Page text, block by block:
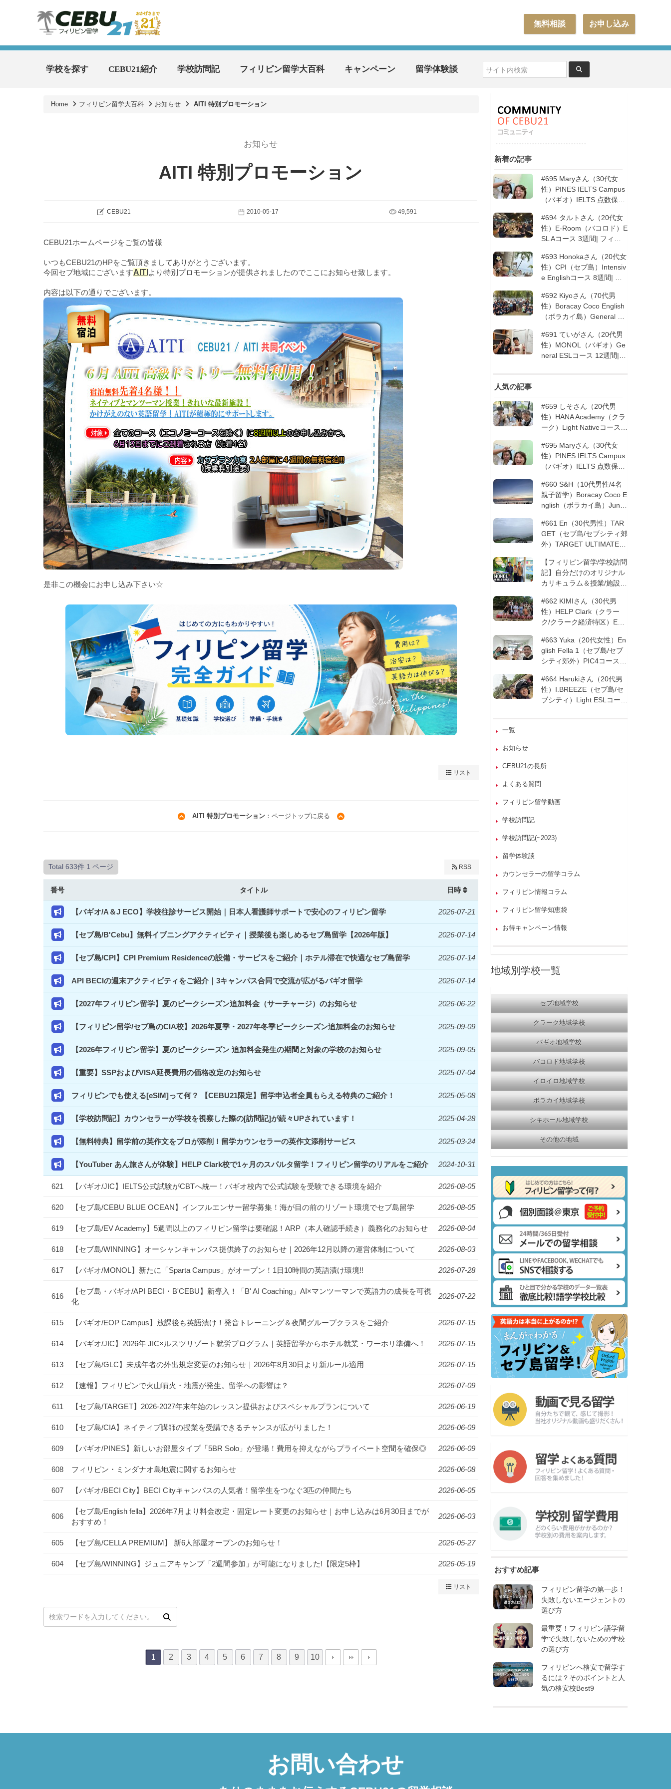
お申し込み
無料相談
学校を探す CEBU21紹介 学校訪問記 フィリピン留学大百科 キャンペーン 留学体験談
Home フィリピン留学大百科 お知らせ AITI 特別プロモーション
お知らせ
AITI 特別プロモーション
CEBU21 2010-05-17 49,591
CEBU21ホームページをご覧の皆様
いつもCEBU21のHPをご覧頂きましてありがとうございます。
今回セブ地域にございますAITI より特別プロモーションが提供されましたのでここにお知らせ致します。
内容は以下の通りでございます。
是非この機会にお申し込み下さい☆
リスト
AITI 特別プロモーション：ページトップに戻る
Total 633件 1 ページ RSS
番号 タイトル 日時
【バギオ/A＆J ECO】学校往診サービス開始｜日本人看護師サポートで安心のフィリピン留学 2026-07-21
【セブ島/B'Cebu】無料イブニングアクティビティ｜授業後も楽しめるセブ島留学【2026年版】 2026-07-14
【セブ島/CPI】CPI Premium Residenceの設備・サービスをご紹介｜ホテル滞在で快適なセブ島留学 2026-07-14
API BECIの週末アクティビティをご紹介｜3キャンパス合同で交流が広がるバギオ留学 2026-07-14
【2027年フィリピン留学】夏のピークシーズン追加料金（サーチャージ）のお知らせ 2026-06-22
【フィリピン留学/セブ島のCIA校】2026年夏季・2027年冬季ピークシーズン追加料金のお知らせ 2025-09-09
【2026年フィリピン留学】夏のピークシーズン 追加料金発生の期間と対象の学校のお知らせ 2025-09-05
【重要】SSPおよびVISA延長費用の価格改定のお知らせ 2025-07-04
フィリピンでも使える[eSIM]って何？ 【CEBU21限定】留学申込者全員もらえる特典のご紹介！ 2025-05-08
【学校訪問記】カウンセラーが学校を視察した際の[訪問記]が続々UPされています！ 2025-04-28
【無料特典】留学前の英作文をプロが添削！留学カウンセラーの英作文添削サービス 2025-03-24
【YouTuber あん旅さんが体験】HELP Clark校で1ヶ月のスパルタ留学！フィリピン留学のリアルをご紹介 2024-10-31
621 【バギオ/JIC】IELTS公式試験がCBTへ統一！バギオ校内で公式試験を受験できる環境を紹介 2026-08-05
620 【セブ島/CEBU BLUE OCEAN】インフルエンサー留学募集！海が目の前のリゾート環境でセブ島留学 2026-08-05
619 【セブ島/EV Academy】5週間以上のフィリピン留学は要確認！ARP（本人確認手続き）義務化のお知らせ 2026-08-04
618 【セブ島/WINNING】オーシャンキャンパス提供終了のお知らせ｜2026年12月以降の運営体制について 2026-08-03
617 【バギオ/MONOL】新たに「Sparta Campus」がオープン！1日10時間の英語漬け環境!! 2026-07-28
616
【セブ島・バギオ/API BECI・B'CEBU】新導入！「B' AI Coaching」AI×マンツーマンで英語力の成長を可視
化
2026-07-22
615 【バギオ/EOP Campus】放課後も英語漬け！発音トレーニング＆夜間グループクラスをご紹介 2026-07-15
614 【バギオ/JIC】2026年 JIC×ルスツリゾート就労プログラム｜英語留学からホテル就業・ワーホリ準備へ！ 2026-07-15
613 【セブ島/GLC】未成年者の外出規定変更のお知らせ｜2026年8月30日より新ルール適用 2026-07-15
612 【速報】フィリピンで火山噴火・地震が発生。留学への影響は？ 2026-07-09
611 【セブ島/TARGET】2026-2027年末年始のレッスン提供およびスペシャルプランについて 2026-06-19
610 【セブ島/CIA】ネイティブ講師の授業を受講できるチャンスが広がりました！ 2026-06-09
609 【バギオ/PINES】新しいお部屋タイプ「5BR Solo」が登場！費用を抑えながらプライベート空間を確保◎ 2026-06-09
608 フィリピン・ミンダナオ島地震に関するお知らせ 2026-06-08
607 【バギオ/BECI City】BECI Cityキャンパスの人気者！留学生をつなぐ3匹の仲間たち 2026-06-05
606
【セブ島/English fella】2026年7月より料金改定・固定レート変更のお知らせ｜お申し込みは6月30日までが
おすすめ！
2026-06-03
605 【セブ島/CELLA PREMIUM】 新6人部屋オープンのお知らせ！ 2026-05-27
604 【セブ島/WINNING】ジュニアキャンプ「2週間参加」が可能になりました!【限定5枠】 2026-05-19
リスト
1 2 3 4 5 6 7 8 9 10
新着の記事
#695 Maryさん（30代女
性）PINES IELTS Campus
（バギオ）IELTS 点数保証
#694 タルトさん（20代女
性）E-Room（バコロド）E
SL Aコース 3週間| フィリ
#693 Honokaさん（20代女
性）CPI（セブ島）Intensiv
e Englishコース 8週間| フ
#692 Kiyoさん（70代男
性）Boracay Coco English
（ボラカイ島）General En
ピン留学5回目リピータ
ー）| フィリピン留学
#691 ていがさん（20代男
性）MONOL（バギオ）Ge
neral ESLコース 12週間|
人気の記事
#659 しそさん（20代男
性）HANA Academy（クラ
ーク）Light Nativeコース 4
#695 Maryさん（30代女
性）PINES IELTS Campus
（バギオ）IELTS 点数保証
#660 S&H（10代男性/4名
親子留学）Boracay Coco E
nglish（ボラカイ島）Junio
ン留学
#661 En（30代男性）TAR
GET（セブ島/セブシティ郊
外）TARGET ULTIMATE 8
留学
【フィリピン留学/学校訪問
記】自分だけのオリジナル
カリキュラム＆授業/施設の
─MONOLを徹底取材！
#662 KIMIさん（30代男
性）HELP Clark（クラー
ク/クラーク経済特区）ESL
オの他校に転校 | フィリピ
ン留学
#663 Yuka（20代女性）En
glish Fella 1（セブ島/セブ
シティ郊外）PIC4コース 8
#664 Harukiさん（20代男
性）I.BREEZE（セブ島/セ
ブシティ）Light ESLコース
一覧
お知らせ
CEBU21の長所
よくある質問
フィリピン留学動画
学校訪問記
学校訪問記(~2023)
留学体験談
カウンセラーの留学コラム
フィリピン情報コラム
フィリピン留学知恵袋
お得キャンペーン情報
地域別学校一覧
セブ地域学校
クラーク地域学校
バギオ地域学校
バコロド地域学校
イロイロ地域学校
ボラカイ地域学校
シキホール地域学校
その他の地域
おすすめ記事
フィリピン留学の第一歩！
失敗しないエージェントの
選び方
最重要！フィリピン語学留
学で失敗しないための学校
の選び方
フィリピンへ格安で留学す
るには？そのポイントと人
気の格安校Best9
お問い合わせ